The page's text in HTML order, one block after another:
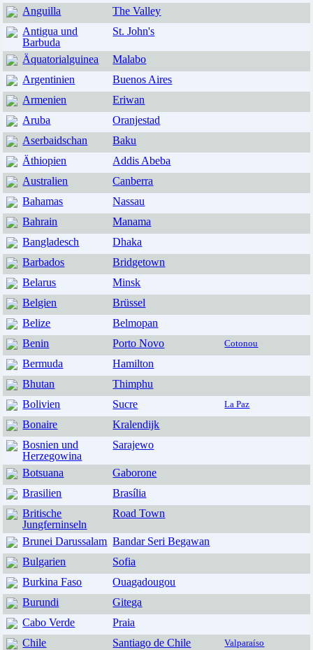
Anguilla
The Valley
Antigua und
Barbuda
St. John's
Äquatorialguinea
Malabo
Argentinien
Buenos Aires
Armenien
Eriwan
Aruba
Oranjestad
Aserbaidschan
Baku
Äthiopien
Addis Abeba
Australien
Canberra
Bahamas
Nassau
Bahrain
Manama
Bangladesch
Dhaka
Barbados
Bridgetown
Belarus
Minsk
Belgien
Brüssel
Belize
Belmopan
Benin
Porto Novo Cotonou
Bermuda
Hamilton
Bhutan
Thimphu
Bolivien
Sucre La Paz
Bonaire
Kralendijk
Bosnien und
Herzegowina
Sarajewo
Botsuana
Gaborone
Brasilien
Brasília
Britische
Jungferninseln
Road Town
Brunei Darussalam Bandar Seri Begawan
Bulgarien
Sofia
Burkina Faso
Ouagadougou
Burundi
Gitega
Cabo Verde
Praia
Chile
Santiago de Chile Valparaíso